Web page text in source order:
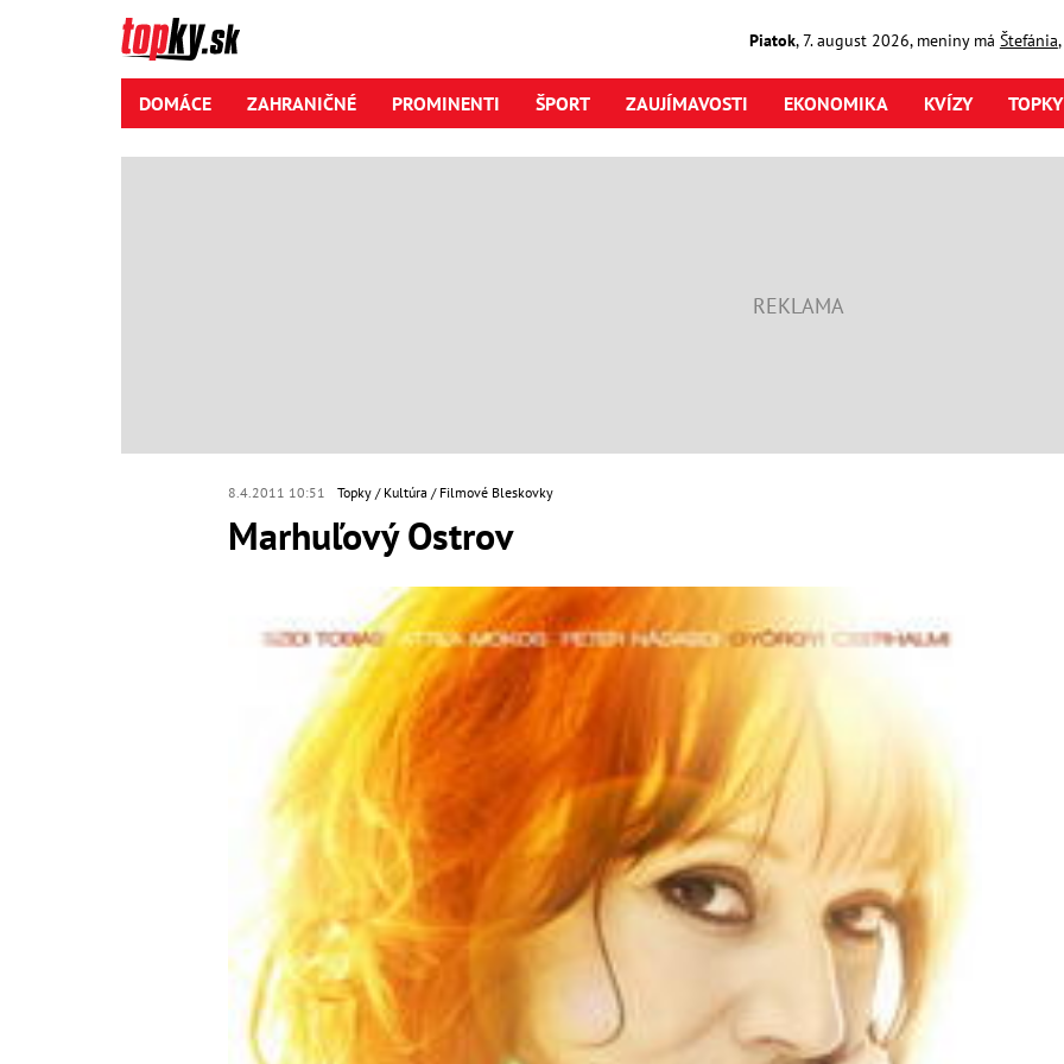
Piatok,7. august2026, meniny má Štefánia
DOMÁCE ZAHRANIČNÉ PROMINENTI ŠPORT ZAUJÍMAVOSTI EKONOMIKA KVÍZY
8.4.2011 10:51 Topky Kultúra Filmové Bleskovky
Marhuľový Ostrov